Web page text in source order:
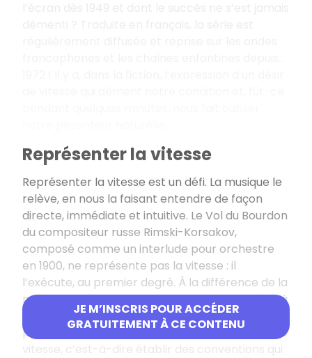
JE M’INSCRIS POUR ACCÉDER
GRATUITEMENT À CE CONTENU
Représenter la vitesse
Représenter la vitesse est un défi. La musique le
relève, en nous la faisant entendre de façon
directe, immédiate et intuitive. Le Vol du Bourdon
du compositeur russe Rimski-Korsakov,
composé comme un interlude pour orchestre
en 1900, ne représente pas la vitesse : il
l’exécute, au premier degré. À la différence de la
musique, les arts graphiques sont confrontés – à
l’exception du cinéma d’animation – à un
problème d’ampleur : il leur faut re-présenter la
vitesse, c’est-à-dire établir des conventions qui